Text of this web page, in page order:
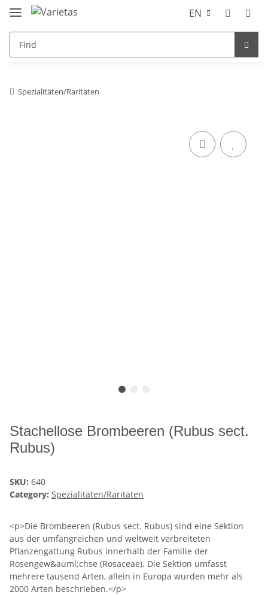
EN
Spezialitäten/Raritäten
Stachellose Brombeeren (Rubus sect.
Rubus)
SKU: 640
Category: Spezialitäten/Raritäten
<p>Die Brombeeren (Rubus sect. Rubus) sind eine Sektion
aus der umfangreichen und weltweit verbreiteten
Pflanzengattung Rubus innerhalb der Familie der
Rosengew&auml;chse (Rosaceae). Die Sektion umfasst
mehrere tausend Arten, allein in Europa wurden mehr als
2000 Arten beschrieben.</p>